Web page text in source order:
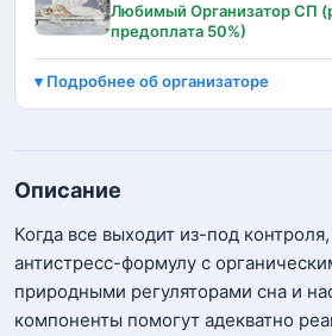
Любимый Организатор СП
предоплата 50%)
Подробнее об организаторе
Описание
Когда все выходит из-под
антистресс-формулу с
природными регуляторами сна и
компоненты помогут адекватно